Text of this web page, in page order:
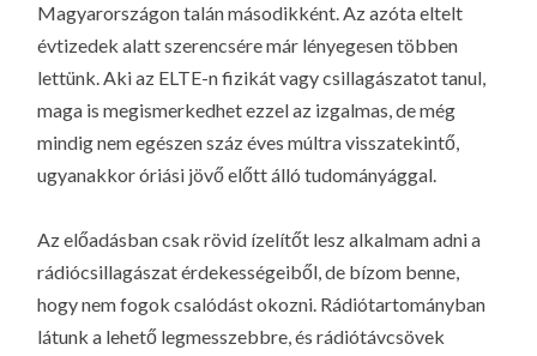
Magyarországon talán másodikként. Az azóta eltelt
évtizedek alatt szerencsére már lényegesen többen
lettünk. Aki az ELTE-n fizikát vagy csillagászatot tanul,
maga is megismerkedhet ezzel az izgalmas, de még
mindig nem egészen száz éves múltra visszatekintő,
ugyanakkor óriási jövő előtt álló tudományággal.
Az előadásban csak rövid ízelítőt lesz alkalmam adni a
rádiócsillagászat érdekességeiből, de bízom benne,
hogy nem fogok csalódást okozni. Rádiótartományban
látunk a lehető legmesszebbre, és rádiótávcsövek